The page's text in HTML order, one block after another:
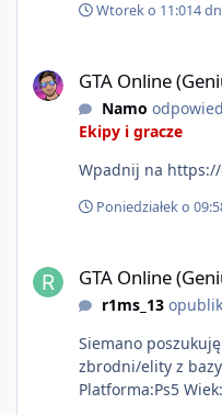
poziomie
Kontakt: Discord
xvincekidd Wideo
https://youtu.be/
Wtorek o 11:014 dn
GTA Online
Namo
Ekipy i gracze
Wpadnij na
Poniedziałek o
GTA Online
r1ms_13
Siemano
zbrodni/elity z
Platforma:Ps5